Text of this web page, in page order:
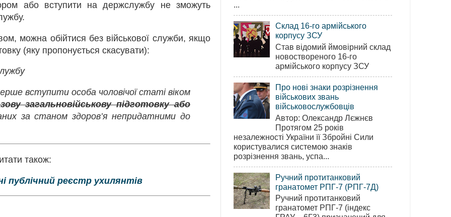
або вступити на держслужбу не зможуть
можна обійтися без військової служби, якщо
(яку пропонується скасувати):
вступити особа чоловічої статі віком
загальновійськову підготовку або
за станом здоров’я непридатними до
також:
публічний реєстр ухилянтів
...
Склад 16-го армійського
корпусу ЗСУ
Став відомий ймовірний склад
новоствореного 16-го
армійського корпусу ЗСУ
Про нові знаки розрізнення
військових звань
військовослужбовців
Автор: Олександр Лєжнєв
Протягом 25 років
незалежності України її Збройні Сили
користувалися системою знаків
розрізнення звань, успа...
Ручний протитанковий
гранатомет РПГ-7 (РПГ-7Д)
Ручний протитанковий
гранатомет РПГ-7 (індекс